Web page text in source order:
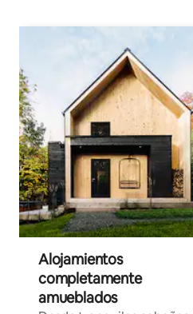
Alojamientos
completamente
amueblados